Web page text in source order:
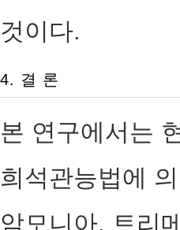
것이다.
4. 결 론
본 연구에서는
희석관능법에
암모니아, 트리